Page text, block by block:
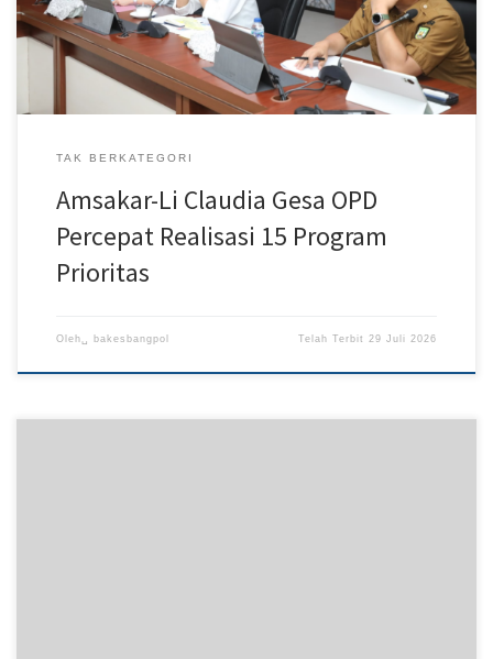
Triwulan II/Semester I di Kantor Wali Kota Batam, Senin
(27/7/2026). […]
TAK BERKATEGORI
Amsakar-Li Claudia Gesa OPD
Percepat Realisasi 15 Program
Prioritas
Oleh␣ bakesbangpol Telah Terbit 29 Juli 2026